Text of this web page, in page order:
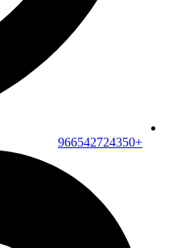
+966542724350